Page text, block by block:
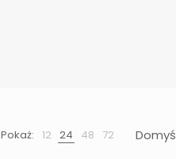
Pokaż: 12 24 48 72